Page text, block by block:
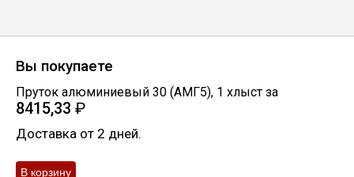
Скобо-гибочные изделия
Остальное
Вы покупаете
Пруток алюминиевый 30 (АМГ5), 1 хлыст за
8415,33 ₽
Доставка от 2 дней.